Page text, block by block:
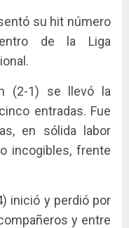
su hit número
de la Liga
(2-1) se llevó la
entradas. Fue
en sólida labor
incogibles, frente
inició y perdió por
y entre